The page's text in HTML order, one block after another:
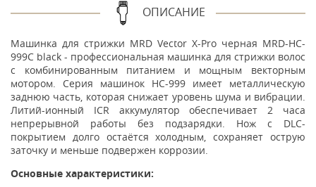
ОПИСАНИЕ
Машинка для стрижки MRD Vector X-Pro черная MRD-HC-
999C black - профессиональная машинка для стрижки волос
с комбинированным питанием и мощным векторным
мотором. Серия машинок HC-999 имеет металлическую
заднюю часть, которая снижает уровень шума и вибрации.
Литий-ионный ICR аккумулятор обеспечивает 2 часа
непрерывной работы без подзарядки. Нож с DLC-
покрытием долго остаётся холодным, сохраняет острую
заточку и меньше подвержен коррозии.
Основные характеристики: